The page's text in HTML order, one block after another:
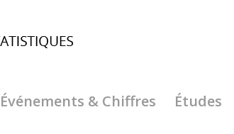
Événements & Chiffres Études